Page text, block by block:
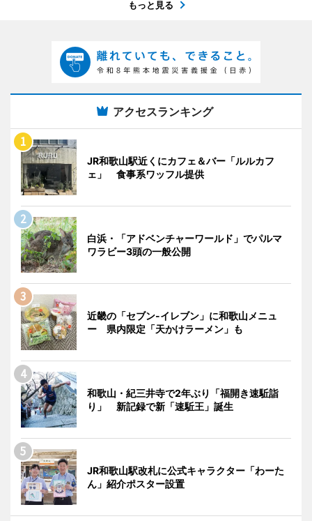
もっと見る
アクセスランキング
JR和歌山駅近くにカフェ＆バー「ルルカフ
ェ」 食事系ワッフル提供
白浜・「アドベンチャーワールド」でパルマ
ワラビー3頭の一般公開
近畿の「セブン-イレブン」に和歌山メニュ
ー 県内限定「天かけラーメン」も
和歌山・紀三井寺で2年ぶり「福開き速駈詣
り」 新記録で新「速駈王」誕生
JR和歌山駅改札に公式キャラクター「わーた
ん」紹介ポスター設置